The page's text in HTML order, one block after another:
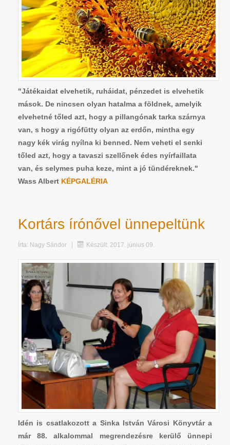
"Játékaidat elvehetik, ruháidat, pénzedet is elvehetik
mások. De nincsen olyan hatalma a földnek, amelyik
elvehetné tőled azt, hogy a pillangónak tarka szárnya
van, s hogy a rigófütty olyan az erdőn, mintha egy
nagy kék virág nyílna ki benned. Nem veheti el senki
tőled azt, hogy a tavaszi szellőnek édes nyírfaillata
van, és selymes puha keze, mint a jó tündéreknek."
Wass Albert KÉPGALÉRIA
Kortárs írónővel ünnepeltünk
Írta: Nagy Sándor Készült: 2017. június 09.
Idén is csatlakozott a Sinka István Városi Könyvtár a
már 88. alkalommal megrendezésre kerülő ünnepi